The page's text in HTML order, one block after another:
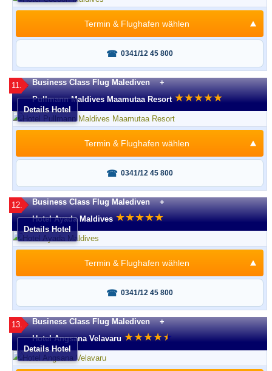
0341/12 45 800
Termin & Flughafen wählen
11.
Business Class Flug Malediven +
Pullmann Maldives Maamutaa Resort ★★★★★
Details Hotel
0341/12 45 800
Termin & Flughafen wählen
12.
Business Class Flug Malediven +
Hotel Ayada Maldives ★★★★★
Details Hotel
0341/12 45 800
Termin & Flughafen wählen
13.
Business Class Flug Malediven +
Hotel Angsana Velavaru ★★★★★
★
Details Hotel